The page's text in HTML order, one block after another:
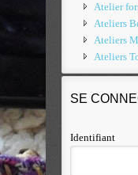
Atelier
Ateliers
Ateliers
Ateliers
SE
Identifiant